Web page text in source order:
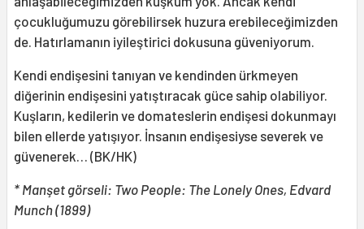
çocukluğumuzu görebilirsek huzura erebileceğimizden
de. Hatırlamanın iyileştirici dokusuna güveniyorum.
Kendi endişesini tanıyan ve kendinden ürkmeyen
diğerinin endişesini yatıştıracak güce sahip olabiliyor.
Kuşların, kedilerin ve domateslerin endişesi dokunmayı
bilen ellerde yatışıyor. İnsanın endişesiyse severek ve
güvenerek… (BK/HK)
* Manşet görseli: Two People: The Lonely Ones, Edvard
Munch (1899)